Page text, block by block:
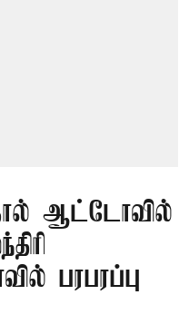
ஆட்டோவில்
பரபரப்பு